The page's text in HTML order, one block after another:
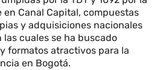
Canal Capital, compuestas
y adquisiciones nacionales
cuales se ha buscado
formatos atractivos para la
en Bogotá.